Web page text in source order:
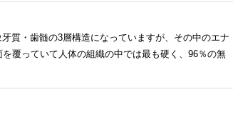
質・歯髄の3層構造になっていますが、その中のエナ
覆っていて人体の組織の中では最も硬く、96％の無